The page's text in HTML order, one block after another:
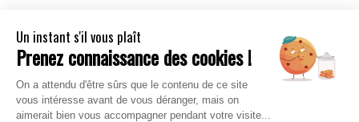
Un instant s'il vous plaît
Prenez connaissance des cookies !
On a attendu d'être sûrs que le contenu de ce site
vous intéresse avant de vous déranger, mais on
aimerait bien vous accompagner pendant votre visite...